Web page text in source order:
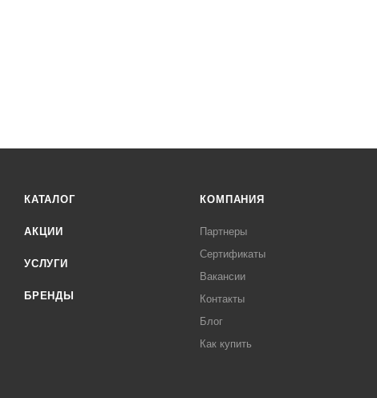
КАТАЛОГ
АКЦИИ
УСЛУГИ
БРЕНДЫ
КОМПАНИЯ
Партнеры
Сертификаты
Вакансии
Контакты
Блог
Как купить